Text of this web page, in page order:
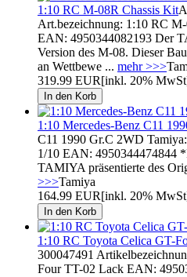
1:10 RC M-08R Chassis Kit
Art.bezeichnung: 1:10 RC
EAN: 4950344082193 Der
Version des M-08. Dieser
an Wettbewe ... mehr >>>
319.99 EUR[inkl. 20%
1:10 Mercedes-Benz C11
C11 1990 Gr.C 2WD
1/10 EAN: 4950344474844
TAMIYA präsentierte des
>>>Tamiya
164.99 EUR[inkl. 20%
1:10 RC Toyota Celica GT-
300047491
Four TT-02 Lack EAN: